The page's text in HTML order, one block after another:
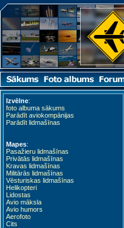
Izvēlne:
foto albuma sākums
Parādīt aviokompānijas
Parādīt lidmašīnas
Mapes:
Pasažieru lidmašīnas
Privātās lidmašīnas
Kravas lidmašīnas
Militārās lidmašīnas
Vēsturiskas lidmašīnas
Helikopteri
Lidostas
Avio māksla
Avio humors
Aerofoto
Cits